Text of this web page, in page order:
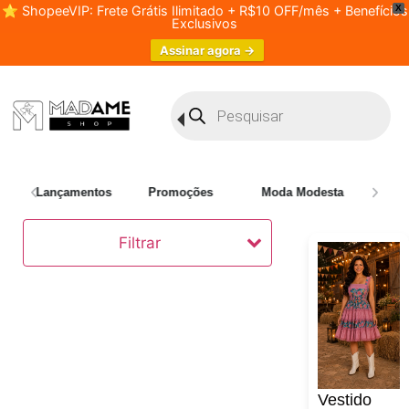
X
⭐ ShopeeVIP: Frete Grátis Ilimitado + R$10 OFF/mês + Benefícios
Exclusivos
Assinar agora →
Lançamentos Promoções Moda Modesta Plus
Filtrar
Vestido